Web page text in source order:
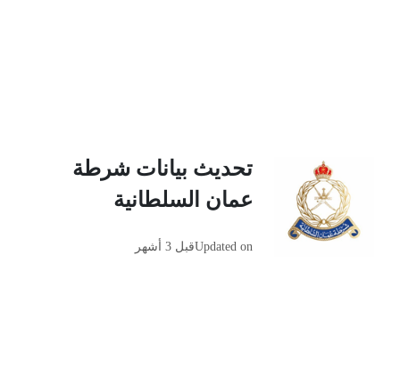
تحديث بيانات شرطة
عمان السلطانية
Updated onقبل 3 أشهر